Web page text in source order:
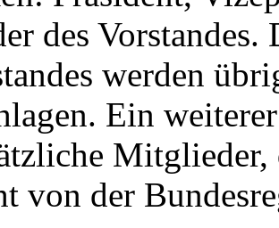
des
werden
Ein
von der